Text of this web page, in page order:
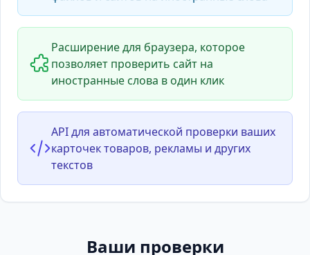
Расширение для браузера, которое
позволяет проверить сайт на
иностранные слова в один клик
API для автоматической проверки ваших
карточек товаров, рекламы и других
текстов
Ваши проверки